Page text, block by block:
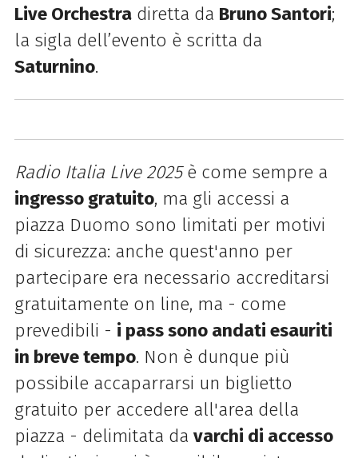
Live Orchestradiretta da Bruno Santori;
la sigla dell’evento è scritta da
Saturnino.
Radio Italia Live 2025è come sempre a
ingresso gratuito, ma gli accessi a
piazza Duomo sono limitati per motivi
di sicurezza: anche quest'anno per
partecipare era necessario accreditarsi
gratuitamente on line, ma - come
prevedibili - i pass sono andati esauriti
in breve tempo. Non è dunque più
possibile accaparrarsi un biglietto
gratuito per accedere all'area della
piazza - delimitata da varchi di accesso